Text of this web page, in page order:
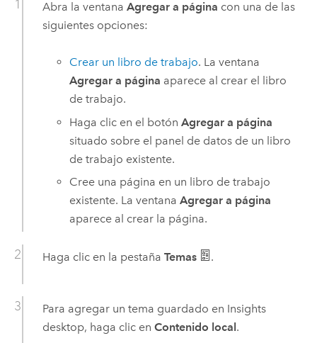
Abra la ventana Agregar a página con una de las
siguientes opciones:
Crear un libro de trabajo. La ventana
Agregar a página aparece al crear el libro
de trabajo.
Haga clic en el botónAgregar a página
situado sobre el panel de datos de un libro
de trabajo existente.
Cree una página en un libro de trabajo
existente. La ventanaAgregar a página
aparece al crear la página.
Haga clic en la pestaña Temas .
Para agregar un tema guardado en Insights
desktop, haga clic en Contenido local.